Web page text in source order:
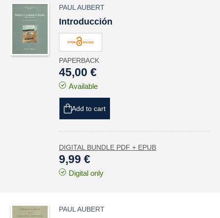
PAUL AUBERT
Introducción
PAPERBACK
45,00 €
Available
Add to cart
DIGITAL BUNDLE PDF + EPUB
9,99 €
Digital only
PAUL AUBERT